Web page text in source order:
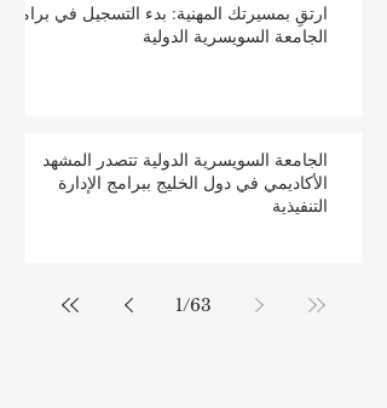
ارتقِ بمسيرتك المهنية: بدء التسجيل في برامج
الجامعة السويسرية الدولية
الجامعة السويسرية الدولية تتصدر المشهد
الأكاديمي في دول الخليج ببرامج الإدارة
التنفيذية
1/63